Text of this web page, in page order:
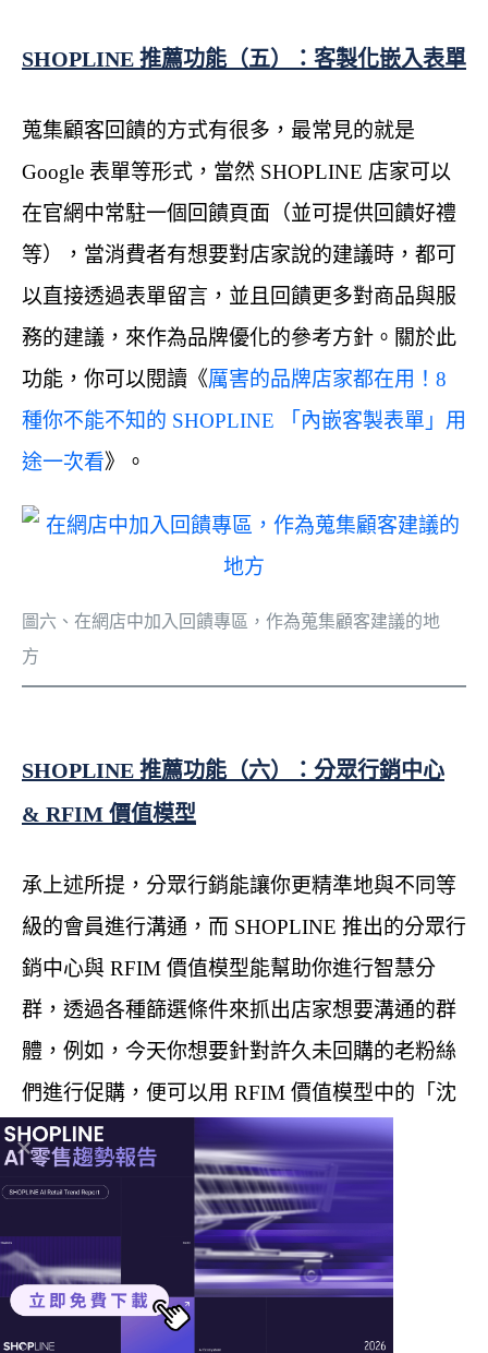
SHOPLINE 推薦功能（五）：客製化嵌入表單
蒐集顧客回饋的方式有很多，最常見的就是
Google 表單等形式，當然 SHOPLINE 店家可以
在官網中常駐一個回饋頁面（並可提供回饋好禮
等），當消費者有想要對店家說的建議時，都可
以直接透過表單留言，並且回饋更多對商品與服
務的建議，來作為品牌優化的參考方針。關於此
功能，你可以閱讀《厲害的品牌店家都在用！8
種你不能不知的 SHOPLINE 「內嵌客製表單」用
途一次看》。
圖六、在網店中加入回饋專區，作為蒐集顧客建議的地
方
SHOPLINE 推薦功能（六）：分眾行銷中心
& RFIM 價值模型
承上述所提，分眾行銷能讓你更精準地與不同等
級的會員進行溝通，而 SHOPLINE 推出的分眾行
銷中心與 RFIM 價值模型能幫助你進行智慧分
群，透過各種篩選條件來抓出店家想要溝通的群
體，例如，今天你想要針對許久未回購的老粉絲
們進行促購，便可以用 RFIM 價值模型中的「沈
睡顧客」來進行分群，提供他們購物金刺激回
購，或是可以針對想要溝通的族群傳送客製化內
容，讓他們感受到品牌對他們的重視，提高與品
牌持續互動的可能性。
線上講座 ｜